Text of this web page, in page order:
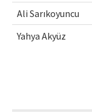
Ali Sarıkoyuncu
Yahya Akyüz